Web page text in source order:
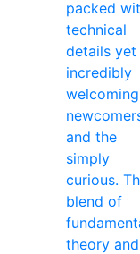
packed
technical
details yet
incredibly
and the
simply
curious.
blend of
theory and